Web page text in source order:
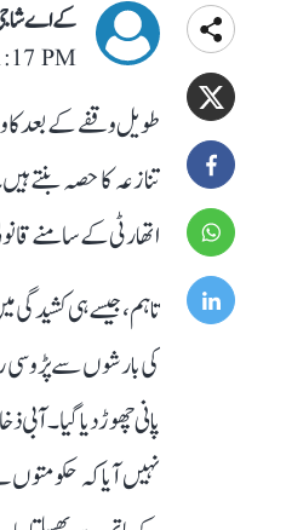
کے اے
PM
طویل وقفے کے بعد
تنازعہ کا حصہ بنتے
اتھارٹی کے سامنے
تاہم، جیسے ہی
کی بارشوں سے پڑوسی
پانی چھوڑ دیا گیا۔
نہیں آیا کہ